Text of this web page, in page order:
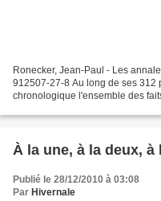
Ronecker, Jean-Paul - Les
912507-27-8 Au long de ses 312
chronologique l'ensemble des
À la une, à la deux, à
Publié le 28/12/2010 à 03:08
Par Hivernale